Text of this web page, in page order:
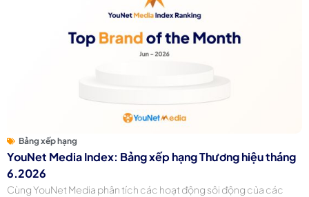
Bảng xếp hạng
YouNet Media Index: Bảng xếp hạng Thương hiệu tháng
6.2026
Cùng YouNet Media phân tích các hoạt động sôi động của các